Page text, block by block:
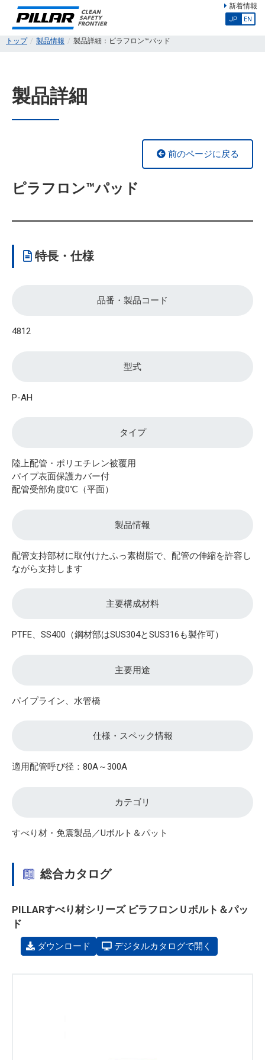
新着情報
JP EN
トップ 製品情報 製品詳細：ピラフロン™パッド
製品詳細
前のページに戻る
ピラフロン™パッド
特長・仕様
品番・製品コード
4812
型式
P-AH
タイプ
陸上配管・ポリエチレン被覆用
パイプ表面保護カバー付
配管受部角度0℃（平面）
製品情報
配管支持部材に取付けたふっ素樹脂で、配管の伸縮を許容し
ながら支持します
主要構成材料
PTFE、SS400（鋼材部はSUS304とSUS316も製作可）
主要用途
パイプライン、水管橋
仕様・スペック情報
適用配管呼び径：80A～300A
カテゴリ
すべり材・免震製品／Uボルト＆パット
総合カタログ
PILLARすべり材シリーズ ピラフロンＵボルト＆パッ
ド
ダウンロード デジタルカタログで開く